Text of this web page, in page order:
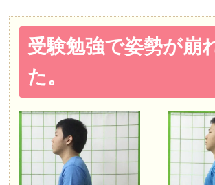
受験勉強で姿勢が崩
た。